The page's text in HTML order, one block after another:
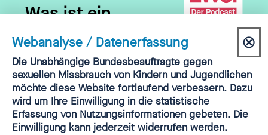
Was ist ein
Childhood-Haus,
Astrid Helling-
Bakki?
▷HIER REINHÖREN
Webanalyse / Datenerfassung ⊗
Einwilligung
Webanalyse
Die Unabhängige Bundesbeauftragte gegen
sexuellen Missbrauch von Kindern und Jugendlichen
möchte diese Website fortlaufend verbessern. Dazu
wird um Ihre Einwilligung in die statistische
Erfassung von Nutzungsinformationen gebeten. Die
Einwilligung kann jederzeit widerrufen werden.